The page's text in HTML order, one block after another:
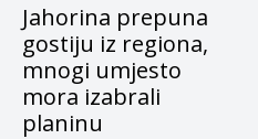
Jahorina prepuna
gostiju iz regiona,
mnogi umjesto
mora izabrali
planinu